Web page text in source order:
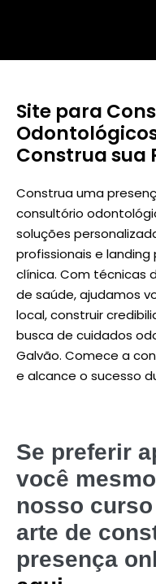
Site para
Construa sua
Construa uma
consultório
soluções
profissionais e
clínica. Com técnicas
de saúde, ajudamos
local, construir
busca de cuidados
Galvão. Comece a
e alcance o sucesso
Se preferir
você
nosso curso
arte de
presença